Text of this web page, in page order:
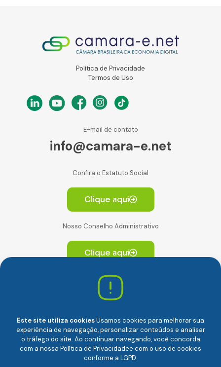
Política de Privacidade
Termos de Uso
E-mail de contato
info@camara-e.net
Confira o Estatuto Social
Clique aqui
Nosso Conselho Administrativo
Clique aqui
Av. Paulista, 2064. Conjunto 14, (Edifício Paulista) -
CEP 01310-928 Consolação – São Paulo/SP
Este site utiliza cookiesUsamos cookies para melhorar sua
experiência de navegação, personalizar conteúdos e analisar
o tráfego do site. Ao continuar navegando, você concorda
com a nossa Política de Privacidadee com o uso de cookies
conforme a LGPD.